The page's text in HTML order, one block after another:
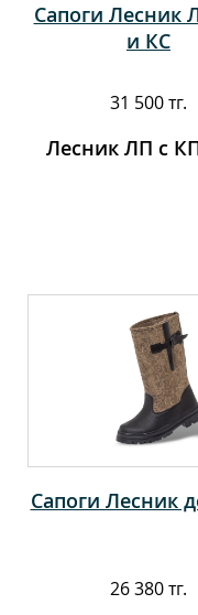
Сапоги Лесник
и КС
31 500 тг.
Лесник ЛП с
Сапоги Лесник
26 380 тг.